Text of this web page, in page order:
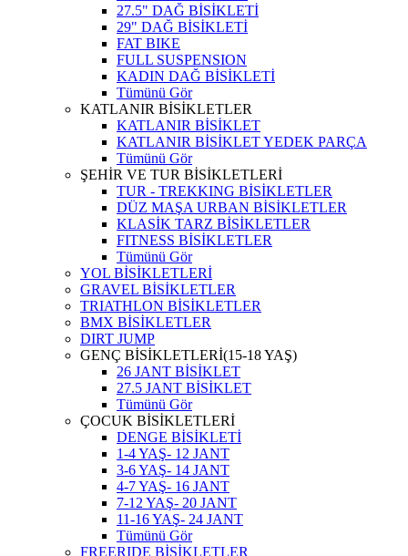
27.5" DAĞ BİSİKLETİ
29" DAĞ BİSİKLETİ
FAT BIKE
FULL SUSPENSION
KADIN DAĞ BİSİKLETİ
Tümünü Gör
KATLANIR BİSİKLETLER
KATLANIR BİSİKLET
KATLANIR BİSİKLET YEDEK PARÇA
Tümünü Gör
ŞEHİR VE TUR BİSİKLETLERİ
TUR - TREKKING BİSİKLETLER
DÜZ MAŞA URBAN BİSİKLETLER
KLASİK TARZ BİSİKLETLER
FITNESS BİSİKLETLER
Tümünü Gör
YOL BİSİKLETLERİ
GRAVEL BİSİKLETLER
TRIATHLON BİSİKLETLER
BMX BİSİKLETLER
DIRT JUMP
GENÇ BİSİKLETLERİ(15-18 YAŞ)
26 JANT BİSİKLET
27.5 JANT BİSİKLET
Tümünü Gör
ÇOCUK BİSİKLETLERİ
DENGE BİSİKLETİ
1-4 YAŞ- 12 JANT
3-6 YAŞ- 14 JANT
4-7 YAŞ- 16 JANT
7-12 YAŞ- 20 JANT
11-16 YAŞ- 24 JANT
Tümünü Gör
FREERIDE BİSİKLETLER